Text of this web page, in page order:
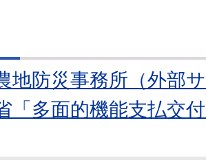
地防災事務所（外部
「多面的機能支払交